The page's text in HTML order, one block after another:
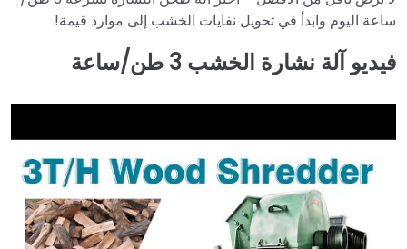
ساعة اليوم وابدأ في تحويل نفايات الخشب إلى موارد قيمة!
فيديو آلة نشارة الخشب 3 طن/ساعة